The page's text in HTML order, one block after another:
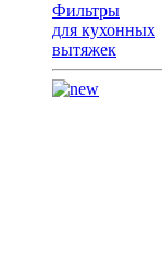
Фильтры
для кухонных
вытяжек